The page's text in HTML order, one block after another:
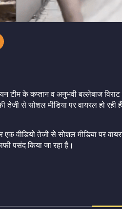
के कप्तान व अनुभवी बल्लेबाज विराट
से सोशल मीडिया पर वायरल हो
वीडियो तेजी से सोशल मीडिया पर
पसंद किया जा रहा है।